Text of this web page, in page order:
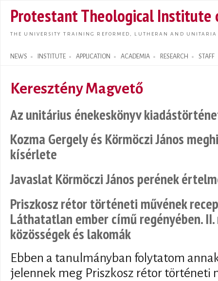
main
Protestant Theological Institute
THE UNIVERSITY TRAINING REFORMED, LUTHERAN AND
NEWS INSTITUTE APPLICATION ACADEMIA RESEARCH STAFF
Search form
Keresztény Magvető
Az unitárius énekeskönyv
Kozma Gergely és Körmöczi János
kísérlete
Javaslat Körmöczi János perének
Priszkosz rétor történeti művének
Láthatatlan ember című regényében.
közösségek és lakomák
Ebben a tanulmányban folytatom
jelennek meg Priszkosz rétor történeti